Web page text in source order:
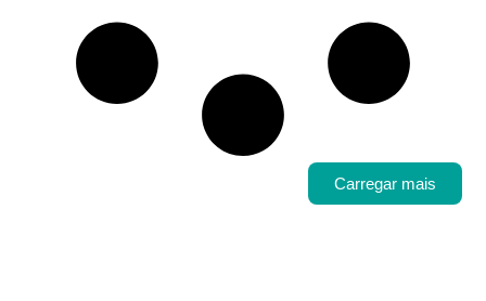
Carregar mais